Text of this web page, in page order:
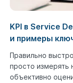
KPI в Service
и примеры
Правильно
просто измерять
объективно